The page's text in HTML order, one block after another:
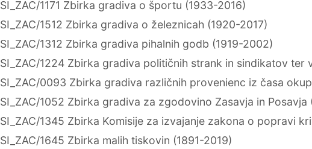
SI_ZAC/1171 Zbirka gradiva o športu (1933-2016)
SI_ZAC/1512 Zbirka gradiva o železnicah (1920-2017)
SI_ZAC/1312 Zbirka gradiva pihalnih godb (1919-2002)
SI_ZAC/1224 Zbirka gradiva političnih strank in sindikatov ter
SI_ZAC/0093 Zbirka gradiva različnih provenienc iz časa
SI_ZAC/1052 Zbirka gradiva za zgodovino Zasavja in Posavja
SI_ZAC/1345 Zbirka Komisije za izvajanje zakona o popravi
SI_ZAC/1645 Zbirka malih tiskovin (1891-2019)